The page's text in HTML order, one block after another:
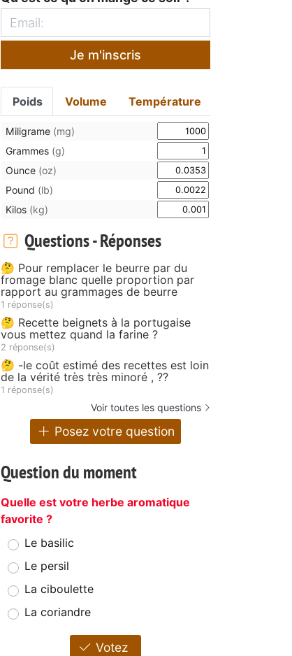
Je m'inscris
Poids Volume Température
Miligrame (mg)
Grammes (g)
Ounce (oz)
Pound (lb)
Kilos (kg)
Questions - Réponses
🤔 Pour remplacer le beurre par du
fromage blanc quelle proportion par
rapport au grammages de beurre
1 réponse(s)
🤔 Recette beignets à la portugaise
vous mettez quand la farine ?
2 réponse(s)
🤔 -le coût estimé des recettes est loin
de la vérité très très minoré , ??
1 réponse(s)
Voir toutes les questions
Posez votre question
Question du moment
Quelle est votre herbe aromatique
favorite ?
Le basilic
Le persil
La ciboulette
La coriandre
Votez